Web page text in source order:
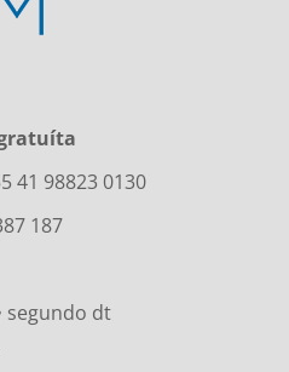
41 98823 0130
187
segundo dt